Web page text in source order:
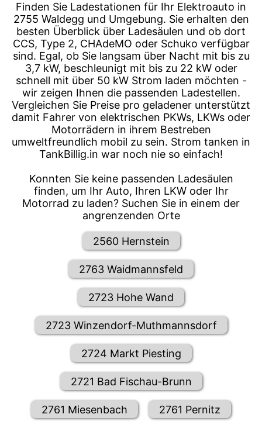
Finden Sie Ladestationen für Ihr Elektroauto in
2755 Waldegg und Umgebung. Sie erhalten den
besten Überblick über Ladesäulen und ob dort
CCS, Type 2, CHAdeMO oder Schuko verfügbar
sind. Egal, ob Sie langsam über Nacht mit bis zu
3,7 kW, beschleunigt mit bis zu 22 kW oder
schnell mit über 50 kW Strom laden möchten -
wir zeigen Ihnen die passenden Ladestellen.
Vergleichen Sie Preise pro geladener unterstützt
damit Fahrer von elektrischen PKWs, LKWs oder
Motorrädern in ihrem Bestreben
umweltfreundlich mobil zu sein. Strom tanken in
TankBillig.in war noch nie so einfach!
Konnten Sie keine passenden Ladesäulen
finden, um Ihr Auto, Ihren LKW oder Ihr
Motorrad zu laden? Suchen Sie in einem der
angrenzenden Orte
2560 Hernstein
2763 Waidmannsfeld
2723 Hohe Wand
2723 Winzendorf-Muthmannsdorf
2724 Markt Piesting
2721 Bad Fischau-Brunn
2761 Miesenbach 2761 Pernitz